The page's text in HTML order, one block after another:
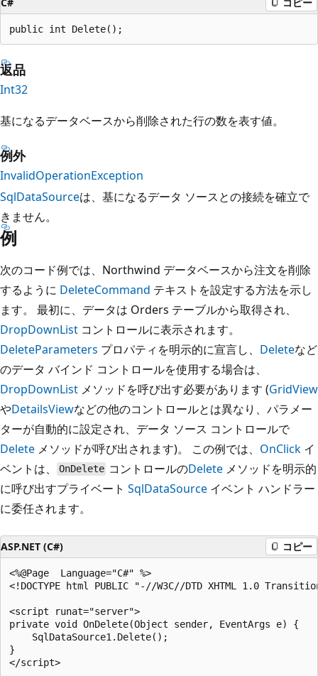
public int Delete();
返品
Int32
基になるデータベースから削除された行の数を表す値。
例外
InvalidOperationException
SqlDataSourceは、基になるデータ ソースとの接続を確立で
きません。
例
次のコード例では、Northwind データベースから注文を削除
するように DeleteCommand テキストを設定する方法を示し
ます。 最初に、データは Orders テーブルから取得され、
DropDownList コントロールに表示されます。
DeleteParameters プロパティを明示的に宣言し、 Deleteなど
のデータ バインド コントロールを使用する場合は、
DropDownList メソッドを呼び出す必要があります (GridView
やDetailsViewなどの他のコントロールとは異なり、パラメー
ターが自動的に設定され、データ ソース コントロールで
Delete メソッドが呼び出されます)。 この例では、 OnClick イ
ベントは、
OnDelete コントロールのDelete メソッドを明示的
に呼び出すプライベート SqlDataSource イベント ハンドラー
に委任されます。
ASP.NET (C#) コピー
<%@Page  Language="C#" %>
<!DOCTYPE html PUBLIC "-//W3C//DTD XHTML 1.0
<script runat="server">
private void OnDelete(Object sender, EventArgs e) {
    SqlDataSource1.Delete();
}
</script>